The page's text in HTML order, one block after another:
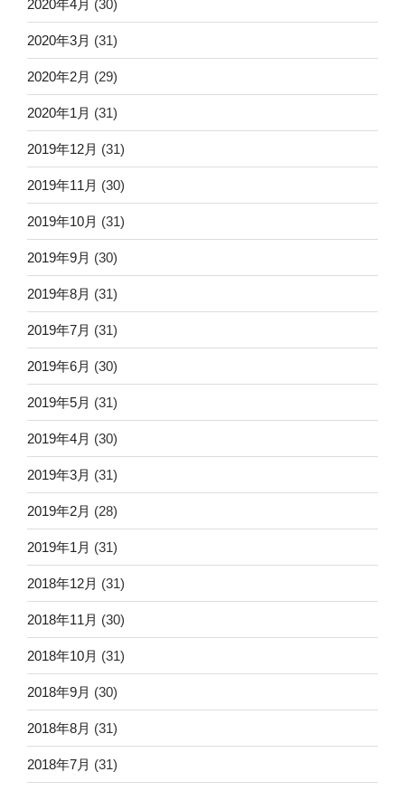
2020年4月 (30)
2020年3月 (31)
2020年2月 (29)
2020年1月 (31)
2019年12月 (31)
2019年11月 (30)
2019年10月 (31)
2019年9月 (30)
2019年8月 (31)
2019年7月 (31)
2019年6月 (30)
2019年5月 (31)
2019年4月 (30)
2019年3月 (31)
2019年2月 (28)
2019年1月 (31)
2018年12月 (31)
2018年11月 (30)
2018年10月 (31)
2018年9月 (30)
2018年8月 (31)
2018年7月 (31)